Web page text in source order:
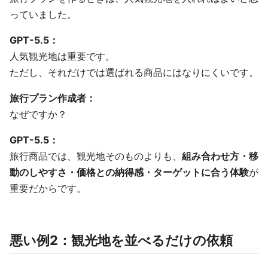
っていました。
GPT-5.5：
人気観光地は重要です。
ただし、それだけでは選ばれる商品にはなりにくいです。
旅行プラン作成者：
なぜですか？
GPT-5.5：
旅行商品では、観光地そのものよりも、 組み合わせ方・移
動のしやすさ・価格との納得感・ターゲットに合う体験が
重要だからです。
悪い例2：観光地を並べるだけの依頼